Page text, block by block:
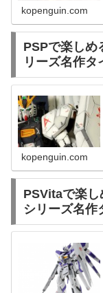
kopenguin.com
PSPで楽しめ
リーズ名作タ
kopenguin.com
PSVitaで楽し
シリーズ名作